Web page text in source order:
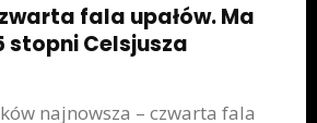
fala upałów. Ma
stopni Celsjusza
najnowsza – czwarta fala